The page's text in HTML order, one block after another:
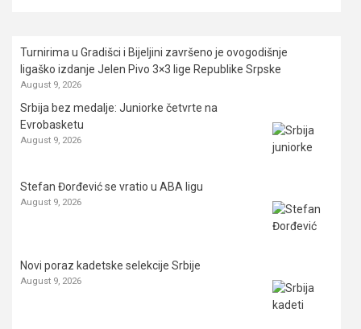
Turnirima u Gradišci i Bijeljini završeno je ovogodišnje
ligaško izdanje Jelen Pivo 3×3 lige Republike Srpske
August 9, 2026
Srbija bez medalje: Juniorke četvrte na
Evrobasketu
August 9, 2026
Stefan Đorđević se vratio u ABA ligu
August 9, 2026
Novi poraz kadetske selekcije Srbije
August 9, 2026